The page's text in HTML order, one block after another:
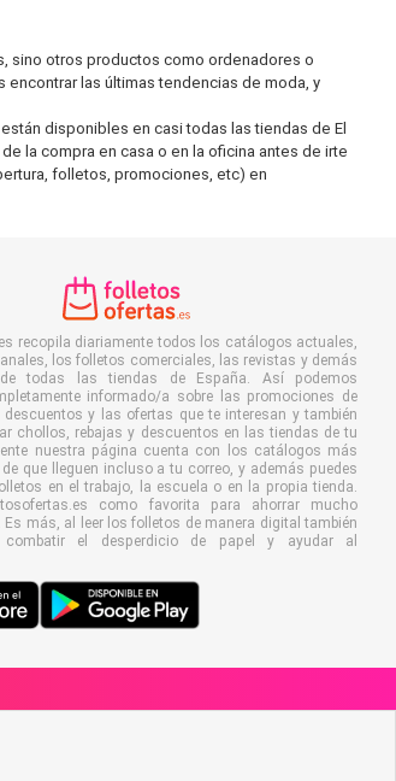
sino otros productos como ordenadores o
las últimas tendencias de moda, y
disponibles en casi todas las tiendas de El
la compra en casa o en la oficina antes de irte
folletos, promociones, etc) en
recopila diariamente todos los catálogos actuales,
los folletos comerciales, las revistas y demás
de todas las tiendas de España. Así podemos
informado/a sobre las promociones de
descuentos y las ofertas que te interesan y también
chollos, rebajas y descuentos en las tiendas de tu
nuestra página cuenta con los catálogos más
que lleguen incluso a tu correo, y además puedes
en el trabajo, la escuela o en la propia tienda.
como favorita para ahorrar mucho
Es más, al leer los folletos de manera digital también
combatir el desperdicio de papel y ayudar al